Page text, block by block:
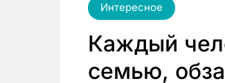
Интересное
Каждый
семью,